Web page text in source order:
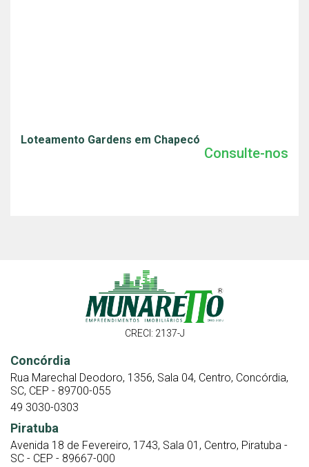
Loteamento Gardens em Chapecó
Consulte-nos
CRECI: 2137-J
Concórdia
Rua Marechal Deodoro, 1356, Sala 04, Centro, Concórdia,
SC, CEP - 89700-055
49 3030-0303
Piratuba
Avenida 18 de Fevereiro, 1743, Sala 01, Centro, Piratuba -
SC - CEP - 89667-000